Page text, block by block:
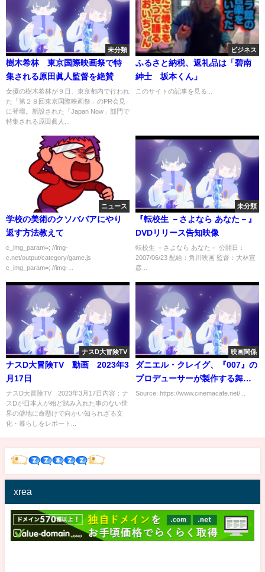
未分類
樹木希林 東京国際映画祭で特
集される原田眞人監督を絶賛
女優の樹木希林が９日、東京都内で行われ
た「第２８回東京国際映画祭」のPR会見
に登壇。新設された「Japan Now」部門で
特集される原田眞人...
ビジネス
ふるさと納税、返礼品は「碧南
紳士 坂本くん」
このサイトの記事を見る...
ニュース
学校の美術のクソババアにやり
返す方法教えて
c_img_param=; //img-
c.net/output/category/game.js
c_img_param=; //img-...
未分類
『転校生 －さよなら あなた－』
DVDリリース告知映像
転校生 －さよなら あなた－ 公開日：
2007/06/23 配給：角川映画 監督：大林宣
彦...
ナスD大冒険TV
ナスD大冒険TV 動画 2023年3
月17日
ナスD大冒険TV 2023年3月17日内容：ナ
スDが日本人が殆ど踏み入れた事のない世
界の僻地に命懸けで向かい知られざる文
化・暮らしをレポート...
映画関係
ダニエル・クレイグ、『007』の
プロデューサーが製作する舞台
「マクベス」に主演 ルース・ネ
Source: https://www.cinemacafe.net/...
xrea